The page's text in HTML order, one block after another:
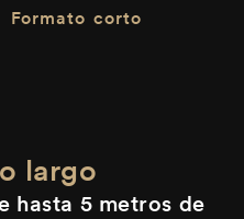
Formato corto
largo
hasta 5 metros de